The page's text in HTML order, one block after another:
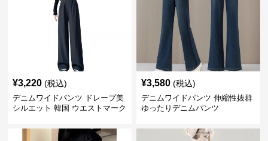
¥3,220 (税込)
デニムワイドパンツ ドレープ美
シルエット 韓国 ウエストマーク
¥3,580 (税込)
デニムワイドパンツ 伸縮性抜群
ゆったりデニムパンツ